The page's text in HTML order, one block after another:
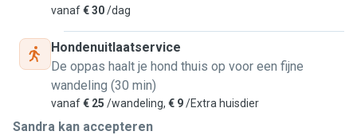
vanaf€ 30/dag
Hondenuitlaatservice
De oppas haalt je hond thuis op voor een fijne
wandeling (30 min)
vanaf€ 25 /wandeling, € 9/Extra huisdier
Sandra kan accepteren